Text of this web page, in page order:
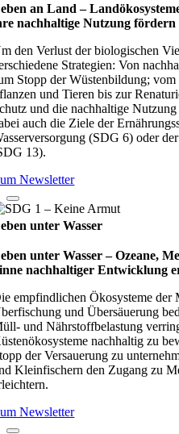
an Land –
nach­hal­tige Nut­zung för­dern
den Verlust der biologischen
Strategien: Von
Stopp der Wüstenbildung;
und Tieren bis zur
und die nachhaltige
auch die Ziele der
(SDG 6) oder
13).
Newsletter
unter Wasser
unter Wasser – Oze­ane,
nach­hal­ti­ger Ent­wick­lung
empfindlichen Ökosysteme der
und Übersäuerung
und Nährstoffbelastung
nachhaltig zu
der Versauerung zu
Kleinfischern den Zugang zu
Newsletter